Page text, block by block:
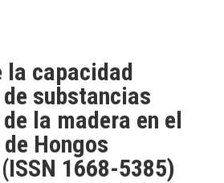
la capacidad
substancias
la madera en el
Hongos
1668-5385)